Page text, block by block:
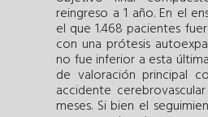
reingreso a 1 año. En el
el que 1.468 pacientes
con una prótesis
no fue inferior a esta
de valoración principal
accidente
meses. Si bien el